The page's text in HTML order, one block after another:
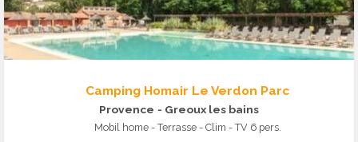
Camping Homair Le Verdon Parc
Provence - Greoux les bains
Mobil home - Terrasse - Clim - TV 6 pers.